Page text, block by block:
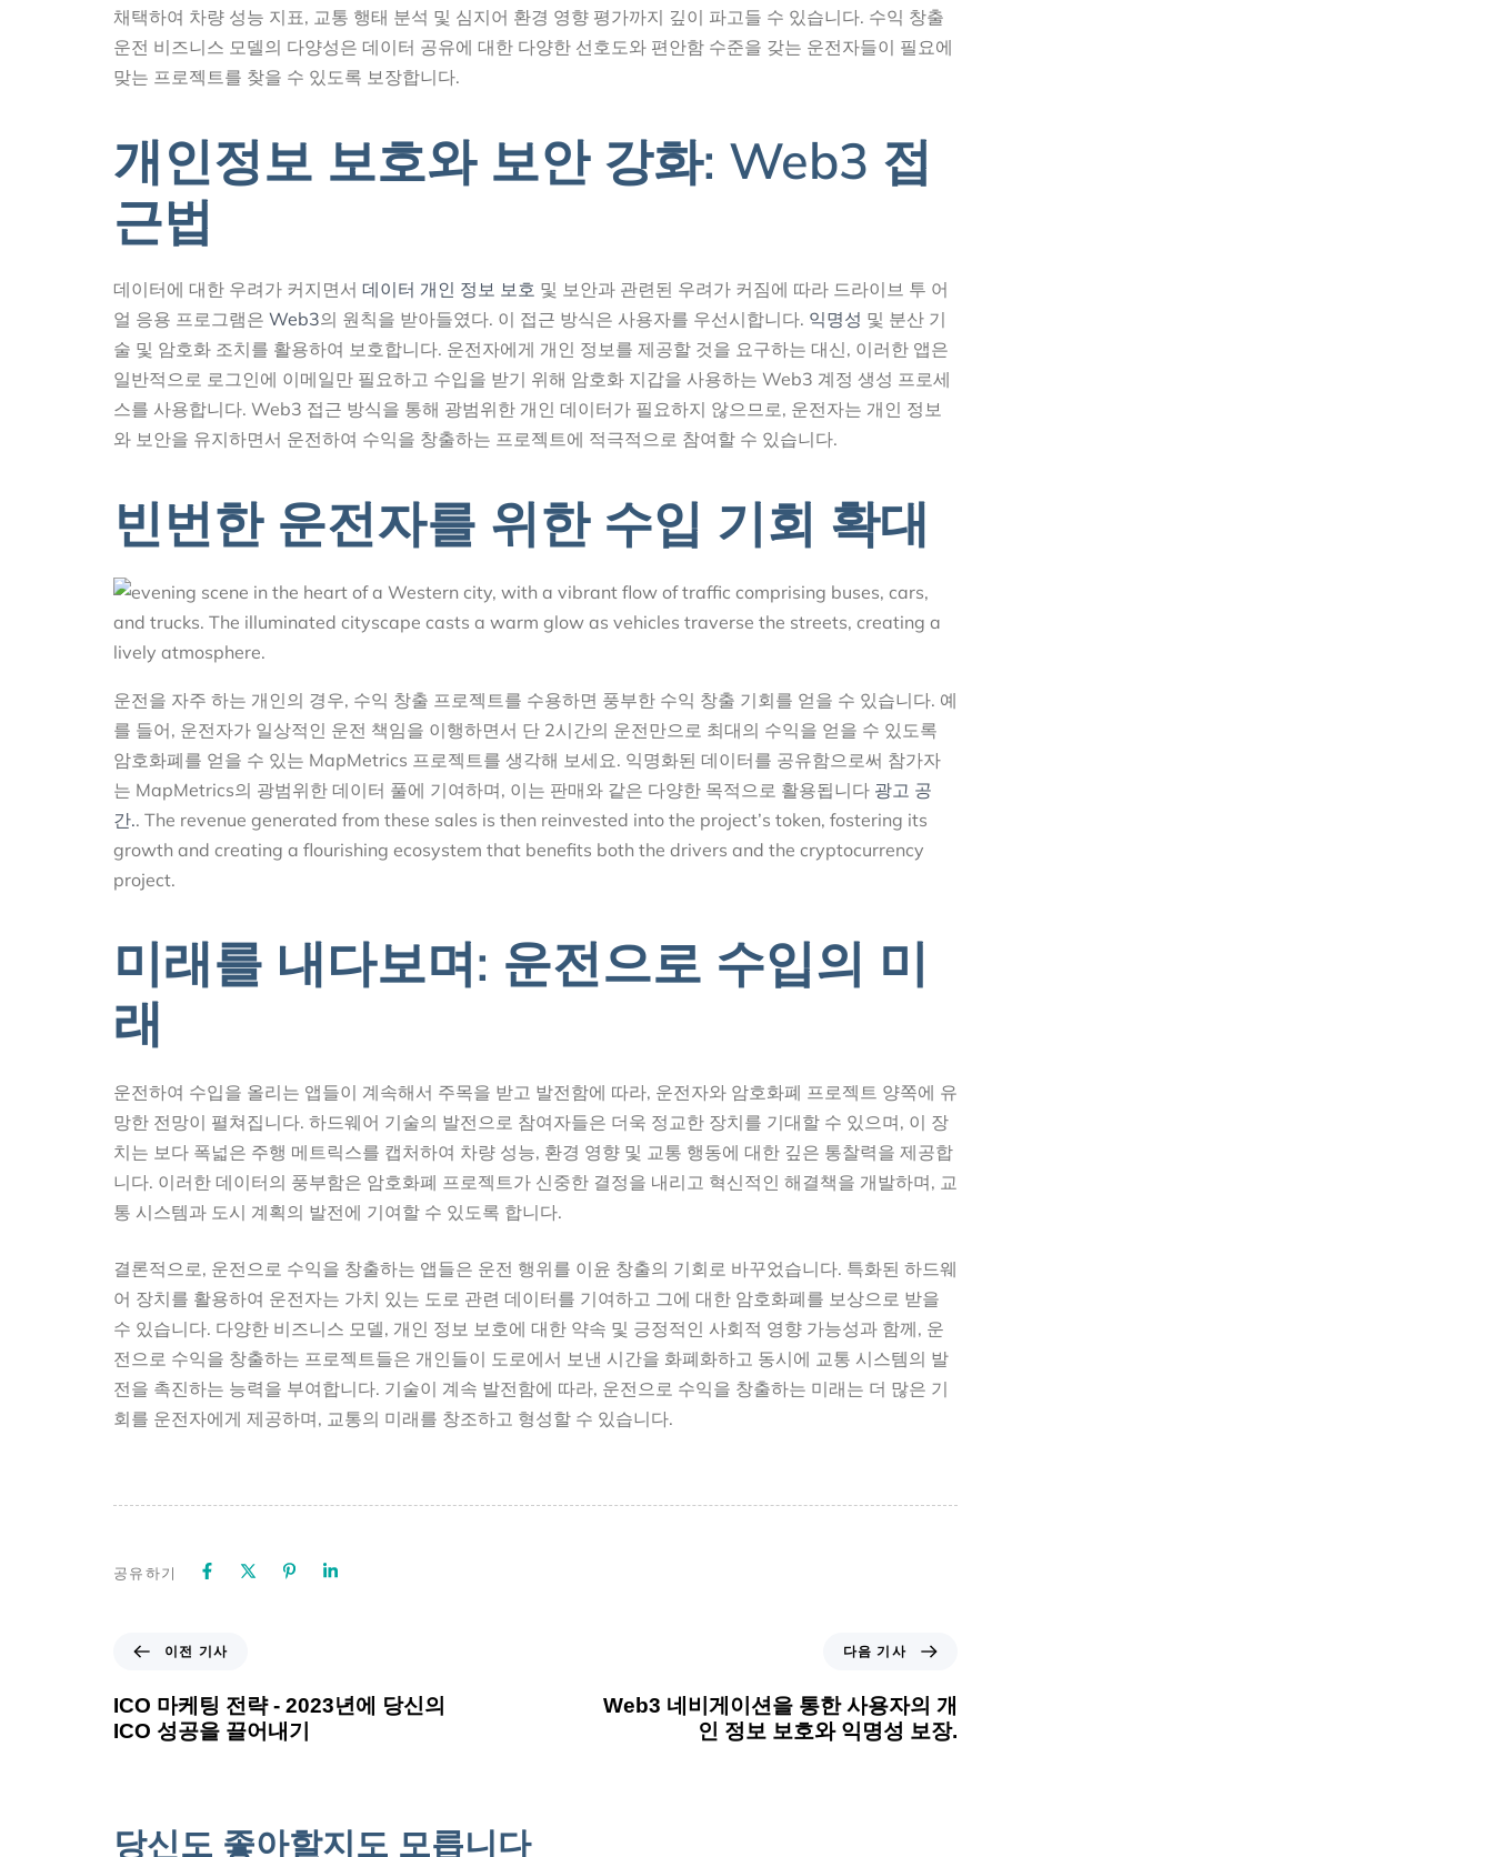
채택하여 차량 성능 지표, 교통 행태 분석 및 심지어 환경 영향 평가까지 깊이 파고들 수 있습니다. 수익 창출
운전 비즈니스 모델의 다양성은 데이터 공유에 대한 다양한 선호도와 편안함 수준을 갖는 운전자들이 필요에
맞는 프로젝트를 찾을 수 있도록 보장합니다.
개인정보 보호와 보안 강화: Web3 접
근법
데이터에 대한 우려가 커지면서 데이터 개인 정보 보호 및 보안과 관련된 우려가 커짐에 따라 드라이브 투 어
얼 응용 프로그램은 Web3의 원칙을 받아들였다. 이 접근 방식은 사용자를 우선시합니다. 익명성 및 분산 기
술 및 암호화 조치를 활용하여 보호합니다. 운전자에게 개인 정보를 제공할 것을 요구하는 대신, 이러한 앱은
일반적으로 로그인에 이메일만 필요하고 수입을 받기 위해 암호화 지갑을 사용하는 Web3 계정 생성 프로세
스를 사용합니다. Web3 접근 방식을 통해 광범위한 개인 데이터가 필요하지 않으므로, 운전자는 개인 정보
와 보안을 유지하면서 운전하여 수익을 창출하는 프로젝트에 적극적으로 참여할 수 있습니다.
빈번한 운전자를 위한 수입 기회 확대
운전을 자주 하는 개인의 경우, 수익 창출 프로젝트를 수용하면 풍부한 수익 창출 기회를 얻을 수 있습니다. 예
를 들어, 운전자가 일상적인 운전 책임을 이행하면서 단 2시간의 운전만으로 최대의 수익을 얻을 수 있도록
암호화폐를 얻을 수 있는 MapMetrics 프로젝트를 생각해 보세요. 익명화된 데이터를 공유함으로써 참가자
는 MapMetrics의 광범위한 데이터 풀에 기여하며, 이는 판매와 같은 다양한 목적으로 활용됩니다 광고 공
간.. The revenue generated from these sales is then reinvested into the project’s token, fostering its
growth and creating a flourishing ecosystem that benefits both the drivers and the cryptocurrency
project.
미래를 내다보며: 운전으로 수입의 미
래
운전하여 수입을 올리는 앱들이 계속해서 주목을 받고 발전함에 따라, 운전자와 암호화폐 프로젝트 양쪽에 유
망한 전망이 펼쳐집니다. 하드웨어 기술의 발전으로 참여자들은 더욱 정교한 장치를 기대할 수 있으며, 이 장
치는 보다 폭넓은 주행 메트릭스를 캡처하여 차량 성능, 환경 영향 및 교통 행동에 대한 깊은 통찰력을 제공합
니다. 이러한 데이터의 풍부함은 암호화폐 프로젝트가 신중한 결정을 내리고 혁신적인 해결책을 개발하며, 교
통 시스템과 도시 계획의 발전에 기여할 수 있도록 합니다.
결론적으로, 운전으로 수익을 창출하는 앱들은 운전 행위를 이윤 창출의 기회로 바꾸었습니다. 특화된 하드웨
어 장치를 활용하여 운전자는 가치 있는 도로 관련 데이터를 기여하고 그에 대한 암호화폐를 보상으로 받을
수 있습니다. 다양한 비즈니스 모델, 개인 정보 보호에 대한 약속 및 긍정적인 사회적 영향 가능성과 함께, 운
전으로 수익을 창출하는 프로젝트들은 개인들이 도로에서 보낸 시간을 화폐화하고 동시에 교통 시스템의 발
전을 촉진하는 능력을 부여합니다. 기술이 계속 발전함에 따라, 운전으로 수익을 창출하는 미래는 더 많은 기
회를 운전자에게 제공하며, 교통의 미래를 창조하고 형성할 수 있습니다.
공유하기
이전 기사
ICO 마케팅 전략 - 2023년에 당신의
ICO 성공을 끌어내기
다음 기사
Web3 네비게이션을 통한 사용자의 개
인 정보 보호와 익명성 보장.
당신도 좋아할지도 모릅니다